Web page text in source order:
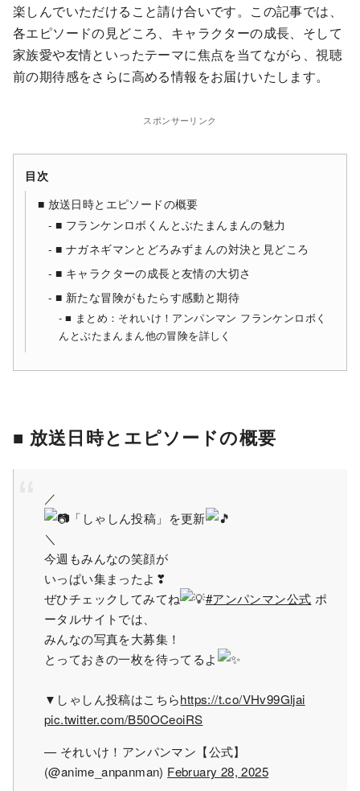
楽しんでいただけること請け合いです。この記事では、
各エピソードの見どころ、キャラクターの成長、そして
家族愛や友情といったテーマに焦点を当てながら、視聴
前の期待感をさらに高める情報をお届けいたします。
スポンサーリンク
目次
■ 放送日時とエピソードの概要
■ フランケンロボくんとぶたまんまんの魅力
■ ナガネギマンとどろみずまんの対決と見どころ
■ キャラクターの成長と友情の大切さ
■ 新たな冒険がもたらす感動と期待
■ まとめ：それいけ！アンパンマン フランケンロボく
んとぶたまんまん他の冒険を詳しく
■ 放送日時とエピソードの概要
／
「しゃしん投稿」を更新
＼
今週もみんなの笑顔が
いっぱい集まったよ❣
ぜひチェックしてみてね
#アンパンマン公式 ポ
ータルサイトでは、
みんなの写真を大募集！
とっておきの一枚を待ってるよ
▼しゃしん投稿はこちらhttps://t.co/VHv99Gljai
pic.twitter.com/B50OCeoiRS
— それいけ！アンパンマン【公式】
(@anime_anpanman) February 28, 2025